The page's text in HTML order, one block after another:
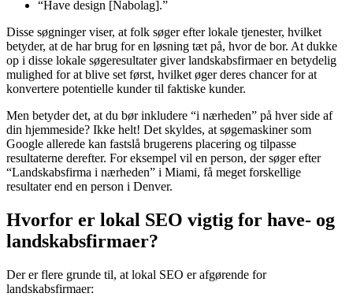
“Have design [Nabolag].”
Disse søgninger viser, at folk søger efter lokale tjenester, hvilket
betyder, at de har brug for en løsning tæt på, hvor de bor. At dukke
op i disse lokale søgeresultater giver landskabsfirmaer en betydelig
mulighed for at blive set først, hvilket øger deres chancer for at
konvertere potentielle kunder til faktiske kunder.
Men betyder det, at du bør inkludere “i nærheden” på hver side af
din hjemmeside? Ikke helt! Det skyldes, at søgemaskiner som
Google allerede kan fastslå brugerens placering og tilpasse
resultaterne derefter. For eksempel vil en person, der søger efter
“Landskabsfirma i nærheden” i Miami, få meget forskellige
resultater end en person i Denver.
Hvorfor er lokal SEO vigtig for have- og
landskabsfirmaer?
Der er flere grunde til, at lokal SEO er afgørende for
landskabsfirmaer: